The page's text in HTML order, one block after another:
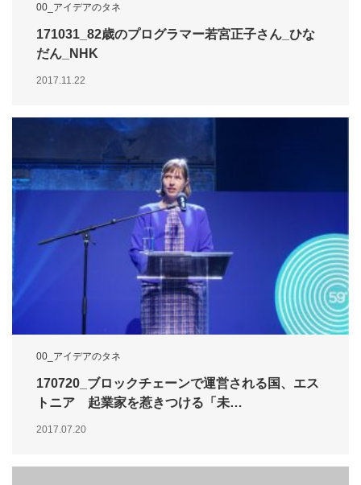
00_アイデアのタネ
171031_82歳のプログラマー若宮正子さん_ひな
だん_NHK
2017.11.22
00_アイデアのタネ
170720_ブロックチェーンで運営される国、エス
トニア 起業家を惹きつける「未…
2017.07.20